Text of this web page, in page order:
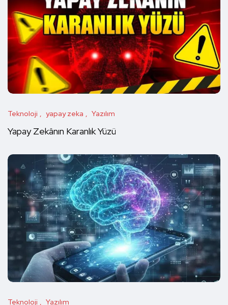
Teknoloji yapay zeka Yazılım
Yapay Zekânın Karanlık Yüzü
Teknoloji Yazılım